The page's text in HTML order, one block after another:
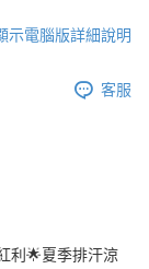
示電腦版詳細說明
客服
利🌟夏季排汗涼